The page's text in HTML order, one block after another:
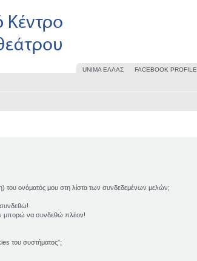
UΝΙΜΑ ΕΛΛΑΣ FACEBOOK PROFILE
του ονόματός μου στη λίστα των συνδεδεμένων μελών;
μπορώ να συνδεθώ πλέον!
του συστήματος”;